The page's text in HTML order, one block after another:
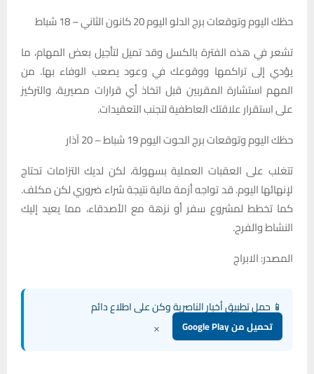
حظك اليوم وتوقعات برج الدلو اليوم 20 كانون الثاني – 18 شباط
تشعر في هذه الفترة بالكسل وقد تميل لتأجيل بعض المهام، ما
يؤدي إلى تراكمها ووقوعك في وعود يصعب الوفاء بها. من
المهم استشارة المقربين قبل اتخاذ أي قرارات مصيرية، والتركيز
على استقرار علاقتك العاطفية لتجنب التعقيدات.
حظك اليوم وتوقعات برج الحوت اليوم 19 شباط – 20 آذار
تتغلب على العقبات العملية بسهولة، لكن لديك التزامات تحتاج
لإنهائها اليوم. قد تواجه أزمة مالية نتيجة شراء ضروري لكن مكلف.
كما تخطط لمشروع سفر أو نزهة مع الأصدقاء، مما يعيد إليك
النشاط والفرح.
المصدر: الابراج
📱 حمل تطبيق أخبار الناصرية وكن على اطلاع دائم
تحميل من Google Play ×